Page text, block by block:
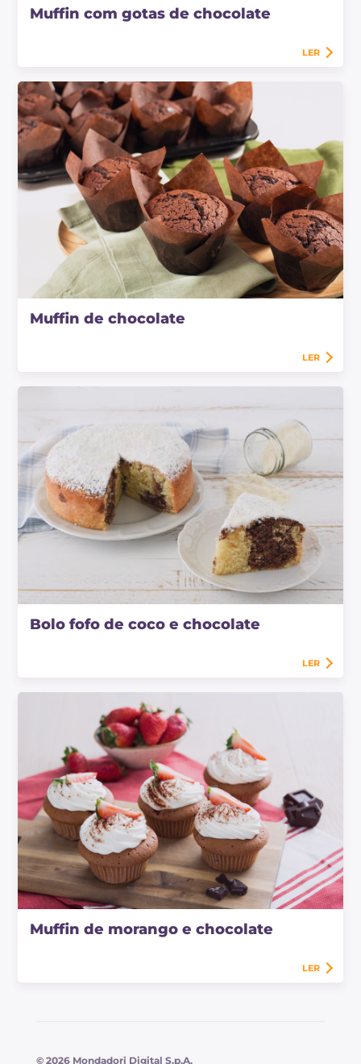
Muffin com gotas de chocolate
LER
Muffin de chocolate
LER
Bolo fofo de coco e chocolate
LER
Muffin de morango e chocolate
LER
© 2026 Mondadori Digital S.p.A.